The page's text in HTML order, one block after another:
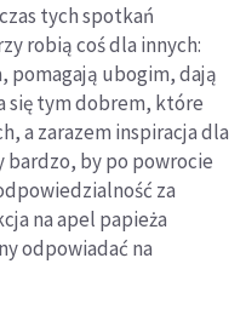
tych spotkań
robią coś dla innych:
pomagają ubogim, dają
się tym dobrem, które
a zarazem inspiracja dla
bardzo, by po powrocie
za
na apel papieża
odpowiadać na